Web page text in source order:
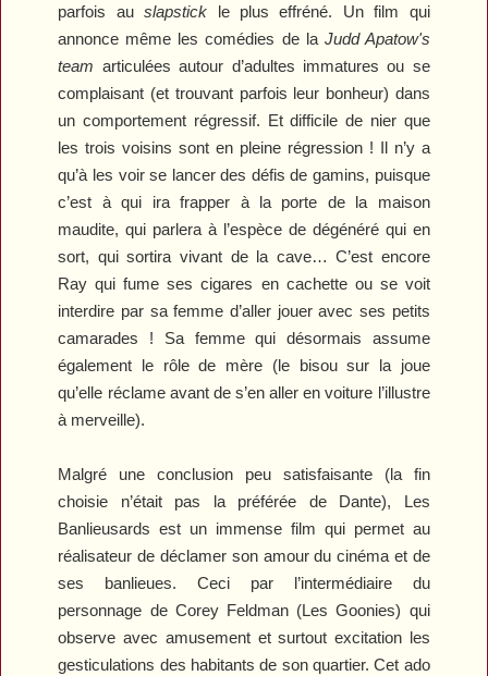
parfois auslapstick le plus effréné. Un film qui
annonce même les comédies de la Judd Apatow's
team articulées autour d’adultes immatures ou se
complaisant (et trouvant parfois leur bonheur) dans
un comportement régressif. Et difficile de nier que
les trois voisins sont en pleine régression ! Il n’y a
qu’à les voir se lancer des défis de gamins, puisque
c’est à qui ira frapper à la porte de la maison
maudite, qui parlera à l’espèce de dégénéré qui en
sort, qui sortira vivant de la cave… C’est encore
Ray qui fume ses cigares en cachette ou se voit
interdire par sa femme d’aller jouer avec ses petits
camarades ! Sa femme qui désormais assume
également le rôle de mère (le bisou sur la joue
qu’elle réclame avant de s’en aller en voiture l’illustre
à merveille).
Malgré une conclusion peu satisfaisante (la fin
choisie n’était pas la préférée de Dante), Les
Banlieusards est un immense film qui permet au
réalisateur de déclamer son amour du cinéma et de
ses banlieues. Ceci par l’intermédiaire du
personnage de Corey Feldman (Les Goonies) qui
observe avec amusement et surtout excitation les
gesticulations des habitants de son quartier. Cet ado